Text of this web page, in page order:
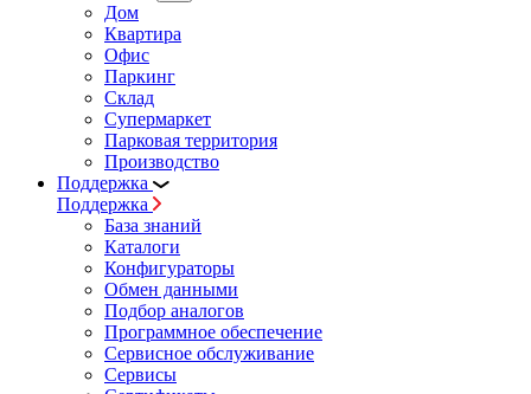
Дом
Квартира
Офис
Паркинг
Склад
Супермаркет
Парковая территория
Производство
Поддержка
Поддержка
База знаний
Каталоги
Конфигураторы
Обмен данными
Подбор аналогов
Программное обеспечение
Сервисное обслуживание
Сервисы